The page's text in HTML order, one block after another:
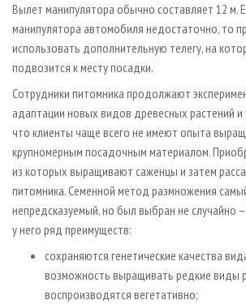
Вылет манипулятора обычно составляет 12 м.
манипулятора автомобиля недостаточно, то
использовать дополнительную телегу, на
подвозится к месту посадки.
Сотрудники питомника продолжают
адаптации новых видов древесных растений
что клиенты чаще всего не имеют опыта
крупномерным посадочным материалом.
из которых выращивают саженцы и затем
питомника. Семенной метод размножения
непредсказуемый, но был выбран не случайно
у него ряд преимуществ:
сохраняются генетические качества
возможность выращивать редкие виды
воспроизводятся вегетативно;